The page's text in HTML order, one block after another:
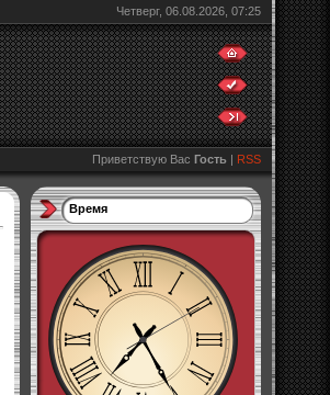
Четверг, 06.08.2026, 07:25
Приветствую Вас Гость | RSS
Время